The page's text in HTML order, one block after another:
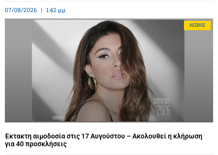
07/08/2026 1:42 μμ
ΛΈΣΒΟΣ
Έκτακτη αιμοδοσία στις 17 Αυγούστου – Ακολουθεί η κλήρωση
για 40 προσκλήσεις